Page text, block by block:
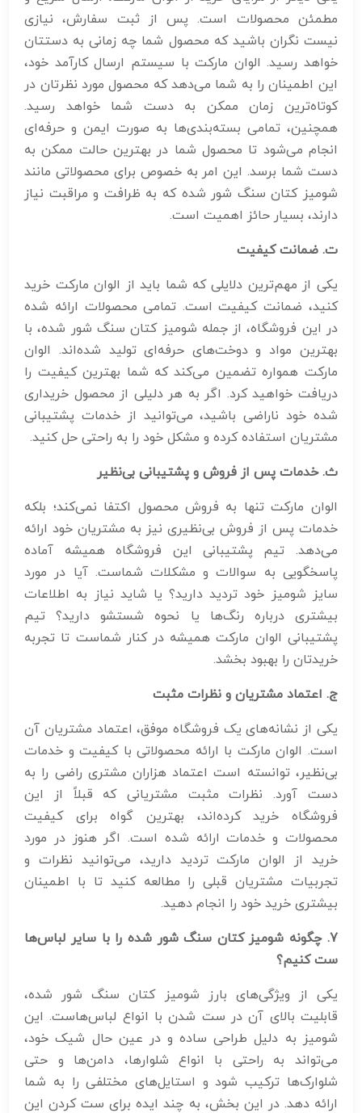
مطمئن محصولات است. پس از ثبت سفارش، نیازی
نیست نگران باشید که محصول شما چه زمانی به دستتان
خواهد رسید. الوان مارکت با سیستم ارسال کارآمد خود،
این اطمینان را به شما می‌دهد که محصول مورد نظرتان در
کوتاه‌ترین زمان ممکن به دست شما خواهد رسید.
همچنین، تمامی بسته‌بندی‌ها به صورت ایمن و حرفه‌ای
انجام می‌شود تا محصول شما در بهترین حالت ممکن به
دست شما برسد. این امر به خصوص برای محصولاتی مانند
شومیز کتان سنگ شور شده که به ظرافت و مراقبت نیاز
دارند، بسیار حائز اهمیت است.
ت. ضمانت کیفیت
یکی از مهم‌ترین دلایلی که شما باید از الوان مارکت خرید
کنید، ضمانت کیفیت است. تمامی محصولات ارائه شده
در این فروشگاه، از جمله شومیز کتان سنگ شور شده، با
بهترین مواد و دوخت‌های حرفه‌ای تولید شده‌اند. الوان
مارکت همواره تضمین می‌کند که شما بهترین کیفیت را
دریافت خواهید کرد. اگر به هر دلیلی از محصول خریداری
شده خود ناراضی باشید، می‌توانید از خدمات پشتیبانی
مشتریان استفاده کرده و مشکل خود را به راحتی حل کنید.
ث. خدمات پس از فروش و پشتیبانی بی‌نظیر
الوان مارکت تنها به فروش محصول اکتفا نمی‌کند؛ بلکه
خدمات پس از فروش بی‌نظیری نیز به مشتریان خود ارائه
می‌دهد. تیم پشتیبانی این فروشگاه همیشه آماده
پاسخگویی به سوالات و مشکلات شماست. آیا در مورد
سایز شومیز خود تردید دارید؟ یا شاید نیاز به اطلاعات
بیشتری درباره رنگ‌ها یا نحوه شستشو دارید؟ تیم
پشتیبانی الوان مارکت همیشه در کنار شماست تا تجربه
خریدتان را بهبود بخشد.
ج. اعتماد مشتریان و نظرات مثبت
یکی از نشانه‌های یک فروشگاه موفق، اعتماد مشتریان آن
است. الوان مارکت با ارائه محصولاتی با کیفیت و خدمات
بی‌نظیر، توانسته است اعتماد هزاران مشتری راضی را به
دست آورد. نظرات مثبت مشتریانی که قبلاً از این
فروشگاه خرید کرده‌اند، بهترین گواه برای کیفیت
محصولات و خدمات ارائه شده است. اگر هنوز در مورد
خرید از الوان مارکت تردید دارید، می‌توانید نظرات و
تجربیات مشتریان قبلی را مطالعه کنید تا با اطمینان
بیشتری خرید خود را انجام دهید.
7. چگونه شومیز کتان سنگ شور شده را با سایر لباس‌ها
ست کنیم؟
یکی از ویژگی‌های بارز شومیز کتان سنگ شور شده،
قابلیت بالای آن در ست شدن با انواع لباس‌هاست. این
شومیز به دلیل طراحی ساده و در عین حال شیک خود،
می‌تواند به راحتی با انواع شلوارها، دامن‌ها و حتی
شلوارک‌ها ترکیب شود و استایل‌های مختلفی را به شما
ارائه دهد. در این بخش، به چند ایده برای ست کردن این